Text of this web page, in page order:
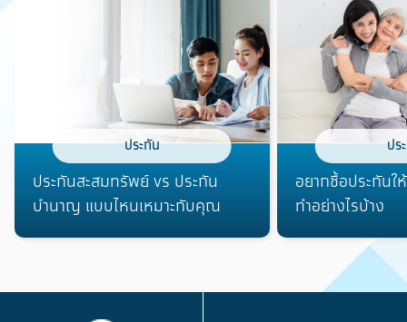
ประกัน
ประกันสะสมทรัพย์ vs ประกัน
บำนาญ แบบไหนเหมาะกับคุณ
ปร
อยากซื้อประกัน
ทำอย่างไรบ้าง